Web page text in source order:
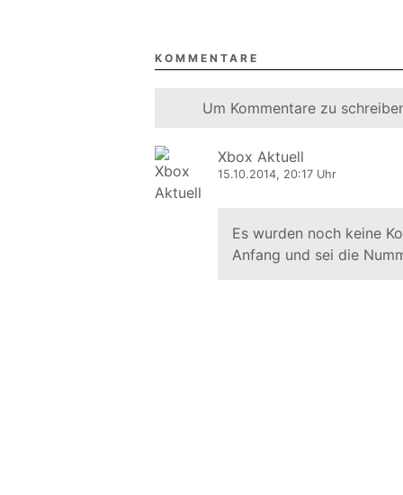
KOMMENTARE
Um Kommentare zu
Xbox Aktuell
15.10.2014, 20:17 Uhr
Es wurden noch keine
Anfang und sei die